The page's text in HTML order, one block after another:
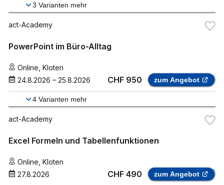
3 Varianten mehr
act-Academy
PowerPoint im Büro-Alltag
Online Kloten
24.8.2026 – 25.8.2026 CHF 950 zum Angebot
4 Varianten mehr
act-Academy
Excel Formeln und Tabellenfunktionen
Online Kloten
27.8.2026
CHF 490 zum Angebot